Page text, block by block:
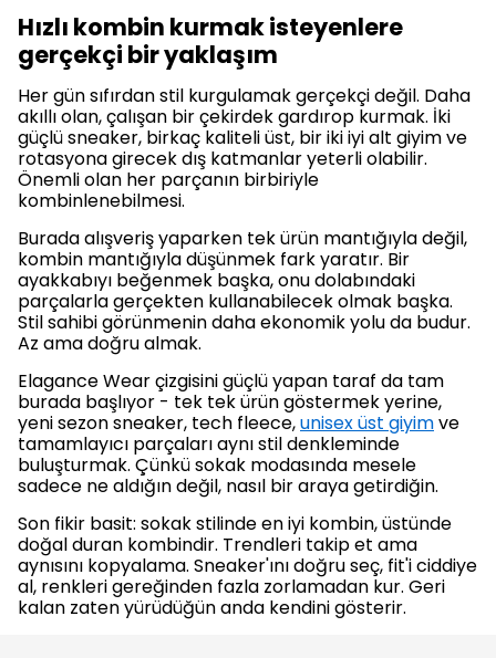
Hızlı kombin kurmak isteyenlere
gerçekçi bir yaklaşım
Her gün sıfırdan stil kurgulamak gerçekçi değil. Daha
akıllı olan, çalışan bir çekirdek gardırop kurmak. İki
güçlü sneaker, birkaç kaliteli üst, bir iki iyi alt giyim ve
rotasyona girecek dış katmanlar yeterli olabilir.
Önemli olan her parçanın birbiriyle
kombinlenebilmesi.
Burada alışveriş yaparken tek ürün mantığıyla değil,
kombin mantığıyla düşünmek fark yaratır. Bir
ayakkabıyı beğenmek başka, onu dolabındaki
parçalarla gerçekten kullanabilecek olmak başka.
Stil sahibi görünmenin daha ekonomik yolu da budur.
Az ama doğru almak.
Elagance Wear çizgisini güçlü yapan taraf da tam
burada başlıyor - tek tek ürün göstermek yerine,
yeni sezon sneaker, tech fleece,unisex üst giyimve
tamamlayıcı parçaları aynı stil denkleminde
buluşturmak. Çünkü sokak modasında mesele
sadece ne aldığın değil, nasıl bir araya getirdiğin.
Son fikir basit: sokak stilinde en iyi kombin, üstünde
doğal duran kombindir. Trendleri takip et ama
aynısını kopyalama. Sneaker'ını doğru seç, fit'i ciddiye
al, renkleri gereğinden fazla zorlamadan kur. Geri
kalan zaten yürüdüğün anda kendini gösterir.